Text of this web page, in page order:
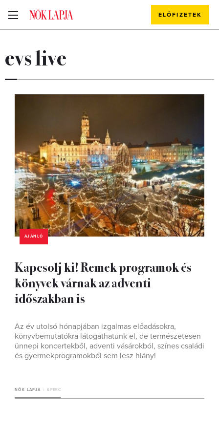
ELŐFIZETEK
evs live
AJÁNLÓ
Kapcsolj ki! Remek programok és
könyvek várnak az adventi
időszakban is
Az év utolsó hónapjában izgalmas előadásokra,
könyvbemutatókra látogathatunk el, de természetesen
ünnepi koncertekből, adventi vásárokból, színes családi
és gyermekprogramokból sem lesz hiány!
NŐK LAPJA 6 PERC